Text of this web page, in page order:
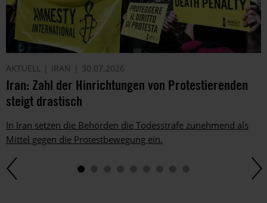
AKTUELL IRAN 30.07.2026
Iran: Zahl der Hinrichtungen von Protestierenden
steigt drastisch
In Iran setzen die Behörden die Todesstrafe zunehmend als
Mittel gegen die Protestbewegung ein.